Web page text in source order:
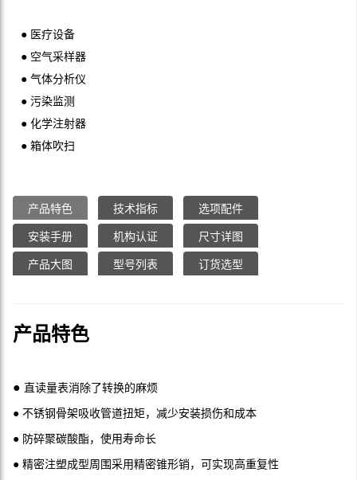
● 医疗设备
● 空气采样器
● 气体分析仪
● 污染监测
● 化学注射器
● 箱体吹扫
产品特色 技术指标
选项配件
安装手册
机构认证
尺寸详图
产品大图
型号列表 订货选型
产品特色
● 直读量表消除了转换的麻烦
● 不锈钢骨架吸收管道扭矩，减少安装损伤和成本
● 防碎聚碳酸酯，使用寿命长
● 精密注塑成型周围采用精密锥形销，可实现高重复性